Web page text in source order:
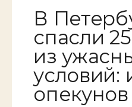
В
спасли
из
условий:
опекунов